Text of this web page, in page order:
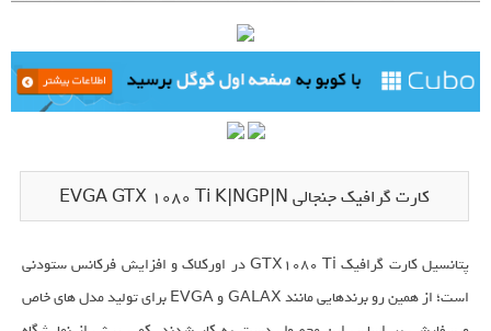
کارت گرافیک جنجالی EVGA GTX 1080 Ti K|NGP|N
پتانسیل کارت گرافیک GTX1080 Ti در اورکلاک و افزایش فرکانس ستودنی
است؛ از همین رو برندهایی مانند GALAX و EVGA برای تولید مدل های خاص